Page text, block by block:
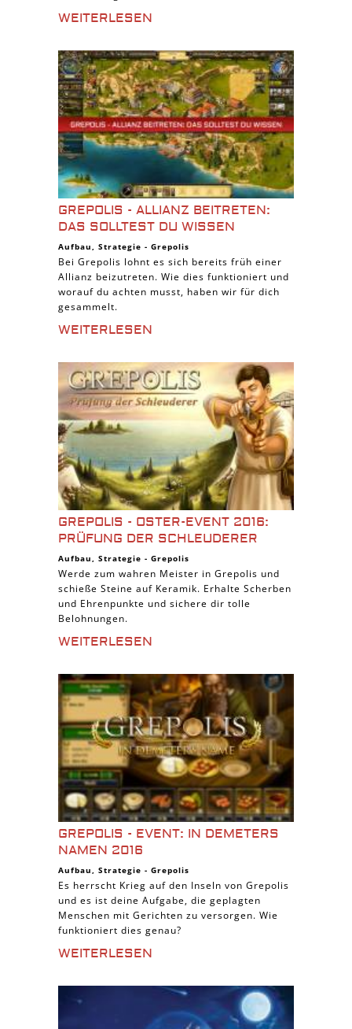
WEITERLESEN
GREPOLIS - ALLIANZ BEITRETEN:
DAS SOLLTEST DU WISSEN
Aufbau, Strategie - Grepolis
Bei Grepolis lohnt es sich bereits früh einer
Allianz beizutreten. Wie dies funktioniert und
worauf du achten musst, haben wir für dich
gesammelt.
WEITERLESEN
GREPOLIS - OSTER-EVENT 2016:
PRÜFUNG DER SCHLEUDERER
Aufbau, Strategie - Grepolis
Werde zum wahren Meister in Grepolis und
schieße Steine auf Keramik. Erhalte Scherben
und Ehrenpunkte und sichere dir tolle
Belohnungen.
WEITERLESEN
GREPOLIS - EVENT: IN DEMETERS
NAMEN 2016
Aufbau, Strategie - Grepolis
Es herrscht Krieg auf den Inseln von Grepolis
und es ist deine Aufgabe, die geplagten
Menschen mit Gerichten zu versorgen. Wie
funktioniert dies genau?
WEITERLESEN